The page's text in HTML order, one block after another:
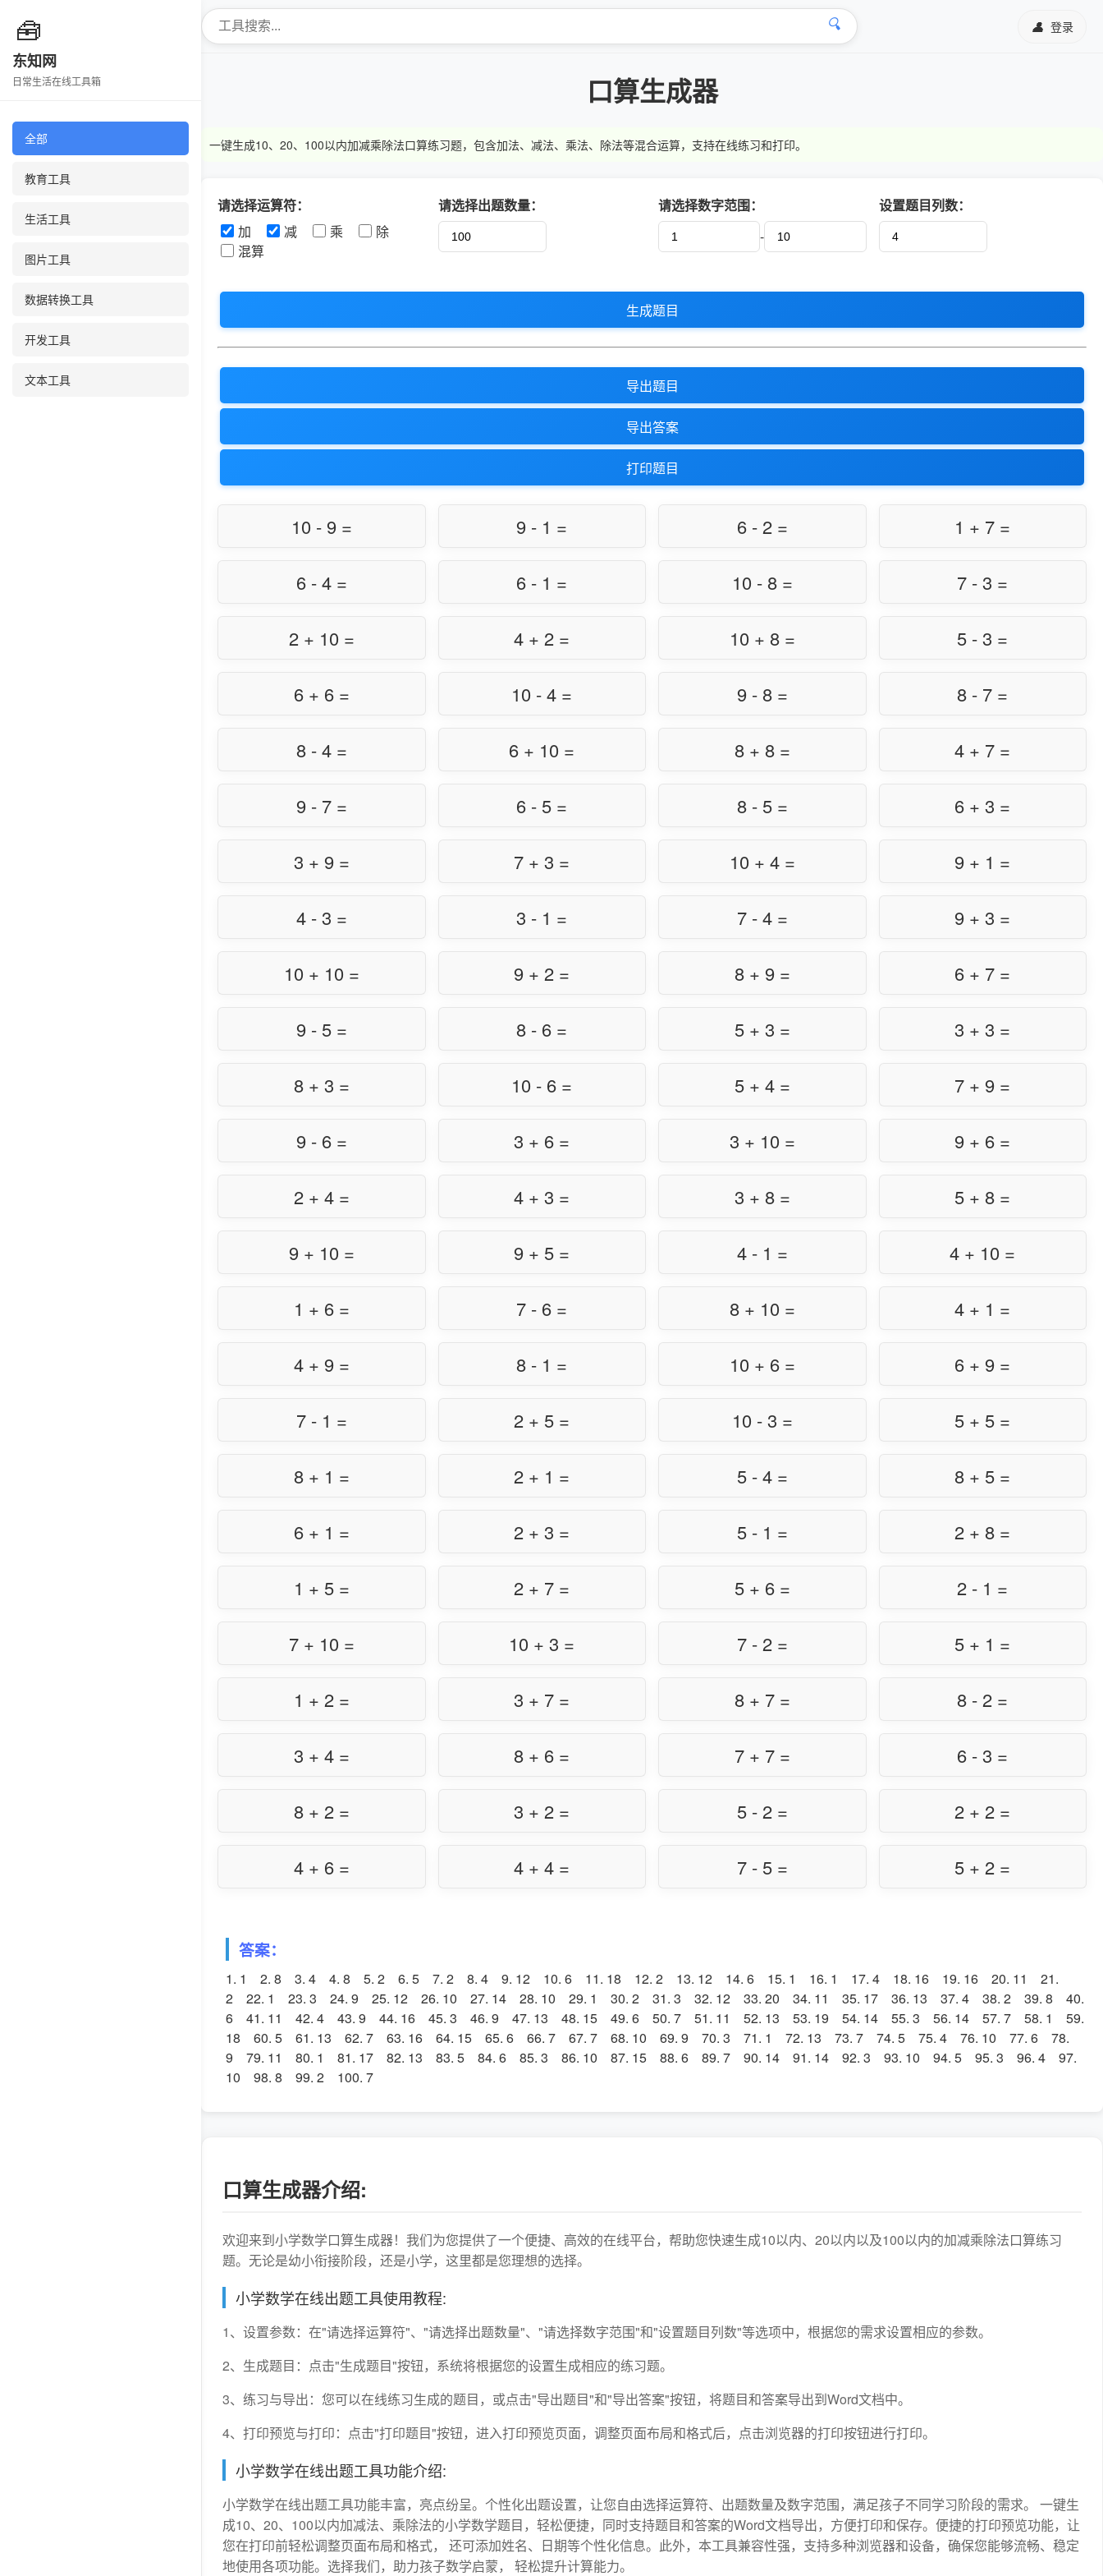
🧰
东知网
日常生活在线工具箱
全部
教育工具
生活工具
图片工具
数据转换工具
开发工具
文本工具
🔍 👤 登录
口算生成器
一键生成10、20、100以内加减乘除法口算练习题，包含加法、减法、乘法、除法等混合运算，支持在线练习和打印。
请选择运算符：
加
减 乘
除
混算
请选择出题数量：
请选择数字范围：
-
设置题目列数：
生成题目
导出题目
导出答案
打印题目
10 - 9 = 9 - 1 = 6 - 2 = 1 + 7 =
6 - 4 = 6 - 1 = 10 - 8 = 7 - 3 =
2 + 10 = 4 + 2 = 10 + 8 = 5 - 3 =
6 + 6 = 10 - 4 = 9 - 8 = 8 - 7 =
8 - 4 = 6 + 10 = 8 + 8 = 4 + 7 =
9 - 7 = 6 - 5 = 8 - 5 = 6 + 3 =
3 + 9 = 7 + 3 = 10 + 4 = 9 + 1 =
4 - 3 = 3 - 1 = 7 - 4 = 9 + 3 =
10 + 10 = 9 + 2 = 8 + 9 = 6 + 7 =
9 - 5 = 8 - 6 = 5 + 3 = 3 + 3 =
8 + 3 = 10 - 6 = 5 + 4 = 7 + 9 =
9 - 6 = 3 + 6 = 3 + 10 = 9 + 6 =
2 + 4 = 4 + 3 = 3 + 8 = 5 + 8 =
9 + 10 = 9 + 5 = 4 - 1 = 4 + 10 =
1 + 6 = 7 - 6 = 8 + 10 = 4 + 1 =
4 + 9 = 8 - 1 = 10 + 6 = 6 + 9 =
7 - 1 = 2 + 5 = 10 - 3 = 5 + 5 =
8 + 1 = 2 + 1 = 5 - 4 = 8 + 5 =
6 + 1 = 2 + 3 = 5 - 1 = 2 + 8 =
1 + 5 = 2 + 7 = 5 + 6 = 2 - 1 =
7 + 10 = 10 + 3 = 7 - 2 = 5 + 1 =
1 + 2 = 3 + 7 = 8 + 7 = 8 - 2 =
3 + 4 = 8 + 6 = 7 + 7 = 6 - 3 =
8 + 2 = 3 + 2 = 5 - 2 = 2 + 2 =
4 + 6 = 4 + 4 = 7 - 5 = 5 + 2 =
答案：
1. 1 2. 8 3. 4 4. 8 5. 2 6. 5 7. 2 8. 4 9. 12 10. 6 11. 18 12. 2 13. 12 14. 6 15. 1 16. 1 17. 4 18. 16 19. 16 20. 11 21.
2 22. 1 23. 3 24. 9 25. 12 26. 10 27. 14 28. 10 29. 1 30. 2 31. 3 32. 12 33. 20 34. 11 35. 17 36. 13 37. 4 38. 2 39. 8 40.
6 41. 11 42. 4 43. 9 44. 16 45. 3 46. 9 47. 13 48. 15 49. 6 50. 7 51. 11 52. 13 53. 19 54. 14 55. 3 56. 14 57. 7 58. 1 59.
18 60. 5 61. 13 62. 7 63. 16 64. 15 65. 6 66. 7 67. 7 68. 10 69. 9 70. 3 71. 1 72. 13 73. 7 74. 5 75. 4 76. 10 77. 6 78.
9 79. 11 80. 1 81. 17 82. 13 83. 5 84. 6 85. 3 86. 10 87. 15 88. 6 89. 7 90. 14 91. 14 92. 3 93. 10 94. 5 95. 3 96. 4 97.
10 98. 8 99. 2 100. 7
口算生成器介绍:
欢迎来到小学数学口算生成器！我们为您提供了一个便捷、高效的在线平台，帮助您快速生成10以内、20以内以及100以内的加减乘除法口算练习
题。无论是幼小衔接阶段，还是小学，这里都是您理想的选择。
小学数学在线出题工具使用教程:
1、设置参数：在"请选择运算符"、"请选择出题数量"、"请选择数字范围"和"设置题目列数"等选项中，根据您的需求设置相应的参数。
2、生成题目：点击"生成题目"按钮，系统将根据您的设置生成相应的练习题。
3、练习与导出：您可以在线练习生成的题目，或点击"导出题目"和"导出答案"按钮，将题目和答案导出到Word文档中。
4、打印预览与打印：点击"打印题目"按钮，进入打印预览页面，调整页面布局和格式后，点击浏览器的打印按钮进行打印。
小学数学在线出题工具功能介绍:
小学数学在线出题工具功能丰富，亮点纷呈。个性化出题设置，让您自由选择运算符、出题数量及数字范围，满足孩子不同学习阶段的需求。 一键生
成10、20、100以内加减法、乘除法的小学数学题目，轻松便捷，同时支持题目和答案的Word文档导出，方便打印和保存。便捷的打印预览功能，让
您在打印前轻松调整页面布局和格式， 还可添加姓名、日期等个性化信息。此外，本工具兼容性强，支持多种浏览器和设备，确保您能够流畅、稳定
地使用各项功能。选择我们，助力孩子数学启蒙， 轻松提升计算能力。